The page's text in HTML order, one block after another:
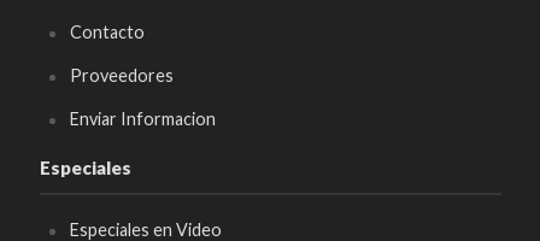
Contacto
Proveedores
Enviar Informacion
Especiales
Especiales en Video